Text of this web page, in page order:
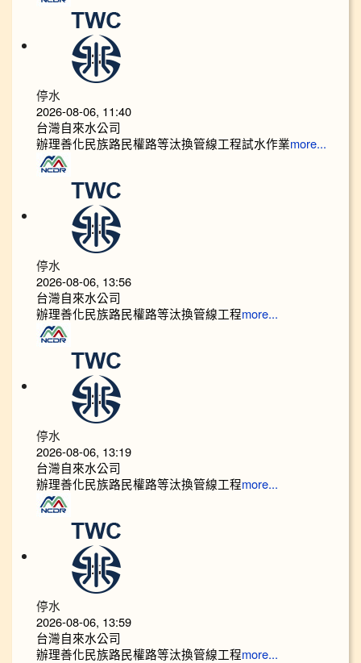
停水
2026-08-06, 11:40
台灣自來水公司
辦理善化民族路民權路等汰換管線工程試水作業more...
停水
2026-08-06, 13:56
台灣自來水公司
辦理善化民族路民權路等汰換管線工程more...
停水
2026-08-06, 13:19
台灣自來水公司
辦理善化民族路民權路等汰換管線工程more...
停水
2026-08-06, 13:59
台灣自來水公司
辦理善化民族路民權路等汰換管線工程more...